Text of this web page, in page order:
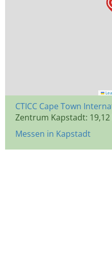
CTICC Cape Town
Zentrum Kapstadt:
Messen in Kapstadt